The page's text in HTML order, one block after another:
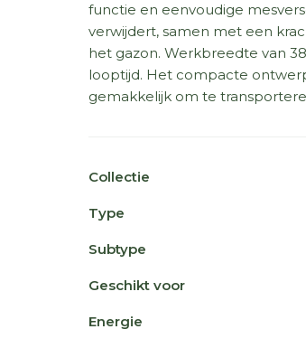
functie en eenvoudige
verwijdert, samen met een
het gazon. Werkbreedte van
looptijd. Het compacte
gemakkelijk om te
Collectie
Type
Subtype
Geschikt voor
Energie